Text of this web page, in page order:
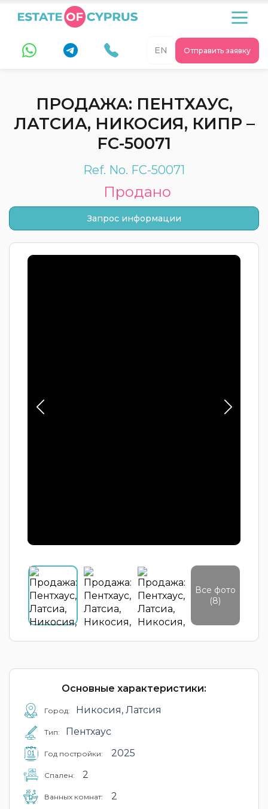
Отправить заявку
EN
ПРОДАЖА: ПЕНТХАУС,
ЛАТСИА, НИКОСИЯ, КИПР –
FC-50071
Ref. No. FC-50071
Продано
Запрос информации
Все фото
(8)
Основные характеристики:
Город: Никосия, Латсия
Тип: Пентхаус
Год постройки: 2025
Cпален: 2
Ванных комнат: 2